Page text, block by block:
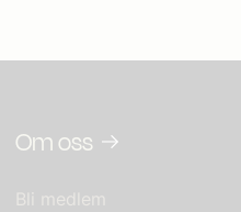
Om oss
Bli medlem